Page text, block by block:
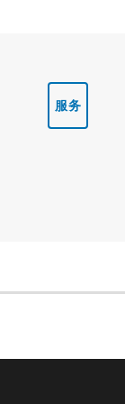
服务